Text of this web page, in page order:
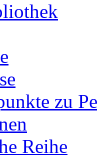
zu
Reihe